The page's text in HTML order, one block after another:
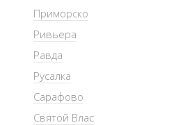
Приморско
Ривьера
Равда
Русалка
Сарафово
Святой Влас